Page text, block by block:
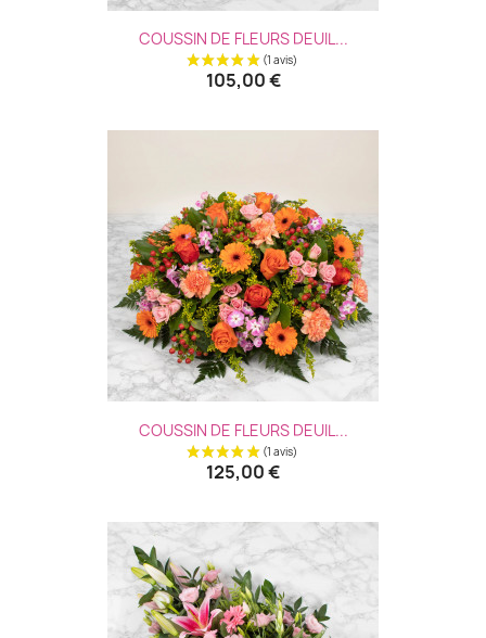
COUSSIN DE FLEURS DEUIL...
105,00 €
COUSSIN DE FLEURS DEUIL...
125,00 €